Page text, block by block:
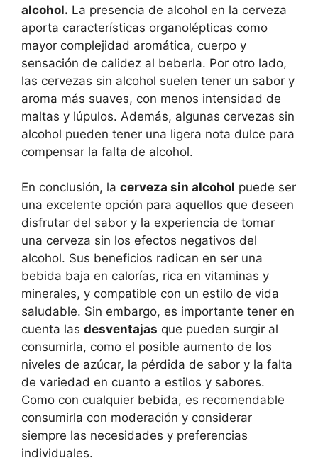
alcohol. La presencia de alcohol en la cerveza
aporta características organolépticas como
mayor complejidad aromática, cuerpo y
sensación de calidez al beberla. Por otro lado,
las cervezas sin alcohol suelen tener un sabor y
aroma más suaves, con menos intensidad de
maltas y lúpulos. Además, algunas cervezas sin
alcohol pueden tener una ligera nota dulce para
compensar la falta de alcohol.
En conclusión, la cerveza sin alcohol puede ser
una excelente opción para aquellos que deseen
disfrutar del sabor y la experiencia de tomar
una cerveza sin los efectos negativos del
alcohol. Sus beneficios radican en ser una
bebida baja en calorías, rica en vitaminas y
minerales, y compatible con un estilo de vida
saludable. Sin embargo, es importante tener en
cuenta las desventajas que pueden surgir al
consumirla, como el posible aumento de los
niveles de azúcar, la pérdida de sabor y la falta
de variedad en cuanto a estilos y sabores.
Como con cualquier bebida, es recomendable
consumirla con moderación y considerar
siempre las necesidades y preferencias
individuales.